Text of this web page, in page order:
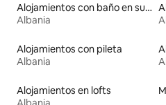
Alojamientos con baño en suite
Albania
Alojamientos con pileta
Albania
Alojamientos en lofts